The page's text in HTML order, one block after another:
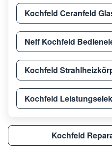
Kochfeld Ceranfeld
Neff Kochfeld
Kochfeld
Kochfeld
Kochfeld